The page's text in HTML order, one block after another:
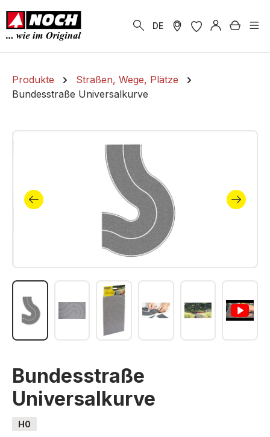
springen
DE
Produkte
Straßen, Wege, Plätze
Bundesstraße Universalkurve
Bildergalerie überspringen
Bundesstraße
Universalkurve
H0